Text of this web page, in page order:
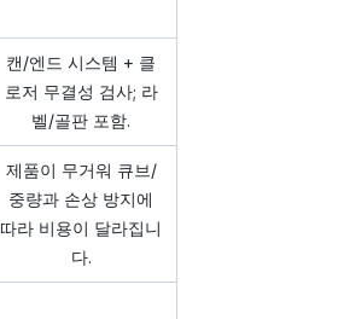
캔/엔드 시스템 + 클
로저 무결성 검사; 라
벨/골판 포함.
제품이 무거워 큐브/
중량과 손상 방지에
따라 비용이 달라집니
다.